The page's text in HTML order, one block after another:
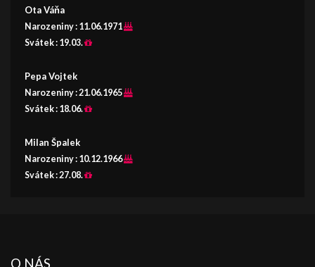
Ota Váňa
Narozeniny : 11.06.1971
Svátek : 19.03.
Pepa Vojtek
Narozeniny :21.06.1965
Svátek : 18.06.
Milan Špalek
Narozeniny : 10.12.1966
Svátek :27.08.
O NÁS